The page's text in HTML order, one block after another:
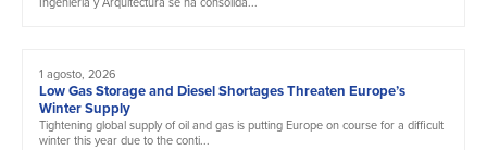
1 agosto, 2026
Low Gas Storage and Diesel Shortages Threaten Europe’s
Winter Supply
Tightening global supply of oil and gas is putting Europe on course for a difficult
winter this year due to the conti...